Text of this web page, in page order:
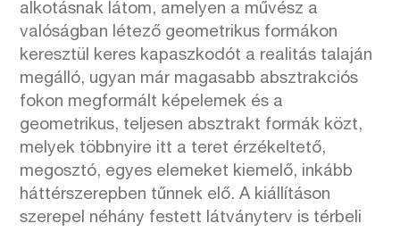
alkotásnak látom, amelyen a művész a
valóságban létező geometrikus formákon
keresztül keres kapaszkodót a realitás talaján
megálló, ugyan már magasabb absztrakciós
fokon megformált képelemek és a
geometrikus, teljesen absztrakt formák közt,
melyek többnyire itt a teret érzékeltető,
megosztó, egyes elemeket kiemelő, inkább
háttérszerepben tűnnek elő. A kiállításon
szerepel néhány festett látványterv is térbeli